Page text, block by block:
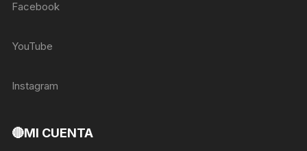
Facebook
YouTube
Instagram
🔴MI CUENTA